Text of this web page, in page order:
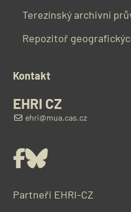
Terezínský archivní
Repozitoř
Kontakt
EHRI CZ
ehri@mua.cas.cz
FacebookBluesky
Partneři EHRI-CZ